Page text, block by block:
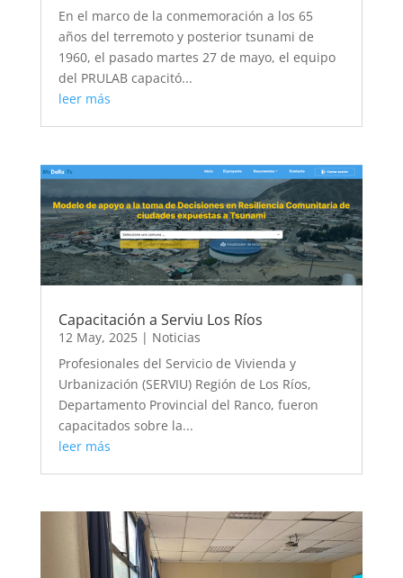
En el marco de la conmemoración a los 65
años del terremoto y posterior tsunami de
1960, el pasado martes 27 de mayo, el equipo
del PRULAB capacitó...
leer más
Capacitación a Serviu Los Ríos
12 May, 2025| Noticias
Profesionales del Servicio de Vivienda y
Urbanización (SERVIU) Región de Los Ríos,
Departamento Provincial del Ranco, fueron
capacitados sobre la...
leer más